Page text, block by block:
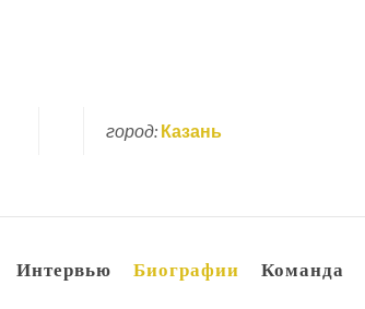
город: Казань
Интервью Биографии Команда